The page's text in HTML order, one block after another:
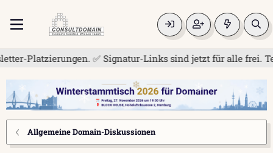
✅ Signatur-Links sind jetzt für alle frei. Teilen Sie
Allgemeine Domain-Diskussionen